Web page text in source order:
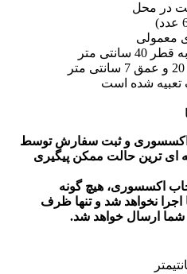
در محل
معمولی
متر
شده است
اکسسوری و ثبت سفارش توسط
ای ترین حالت ممکن پیگیری
اکسسوری، هیچ گونه
نخواهد شد و تنها ظرف
شما ارسال خواهد شد.